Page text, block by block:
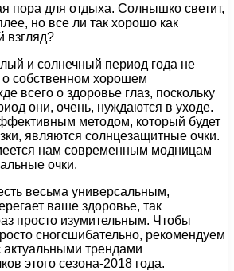
пора для отдыха. Солнышко светит,
но все ли так хорошо как
взгляд?
и солнечный период года не
о собственном хорошем
всего о здоровье глаз, поскольку
они, очень, нуждаются в уходе.
методом, который будет
являются солнцезащитные очки.
нам современным модницам
очки.
весьма универсальным,
ваше здоровье, так
просто изумительным. Чтобы
сногсшибательно, рекомендуем
актуальными трендами
этого сезона-2018 года.